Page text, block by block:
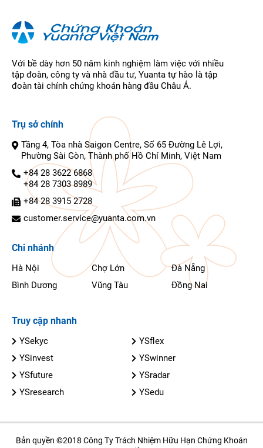
Với bề dày hơn 50 năm kinh nghiệm làm việc với nhiều
tập đoàn, công ty và nhà đầu tư, Yuanta tự hào là tập
đoàn tài chính chứng khoán hàng đầu Châu Á.
Trụ sở chính
Tầng 4, Tòa nhà Saigon Centre, Số 65 Đường Lê Lợi,
Phường Sài Gòn, Thành phố Hồ Chí Minh, Việt Nam
+84 28 3622 6868
+84 28 7303 8989
+84 28 3915 2728
customer.service@yuanta.com.vn
Chi nhánh
Hà Nội Chợ Lớn
Đà Nẵng
Bình Dương
Vũng Tàu Đồng Nai
Truy cập nhanh
YSekyc
YSflex
YSinvest
YSwinner
YSfuture
YSradar
YSresearch
YSedu
Bản quyền ©2018 Công Ty Trách Nhiệm Hữu Hạn Chứng Khoán